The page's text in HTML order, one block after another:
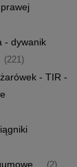
- dywanik
(221)
- TIR -
(2)